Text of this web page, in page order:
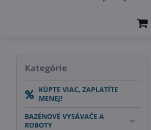
Kategórie
KÚPTE VIAC, ZAPLATÍTE
MENEJ!
BAZÉNOVÉ VYSÁVAČE A
ROBOTY